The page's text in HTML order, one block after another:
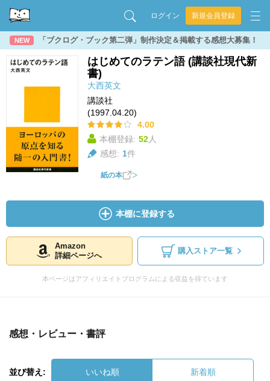
ログイン 新規会員登録
NEW 「ブクログ・ブック第二弾」制作決定＆掲載する感想大募集！
はじめてのラテン語 (講談社現代新
書)
大西英文
講談社
(1997.04.20)
4.00
本棚登録: 52人
感想: 1件
紙の本
本棚に登録する
Amazon
詳細ページへ
購入ストア一覧
本ページはアフィリエイトプログラムによる収益を得ています
感想・レビュー・書評
並び替え: いいね順 新着順